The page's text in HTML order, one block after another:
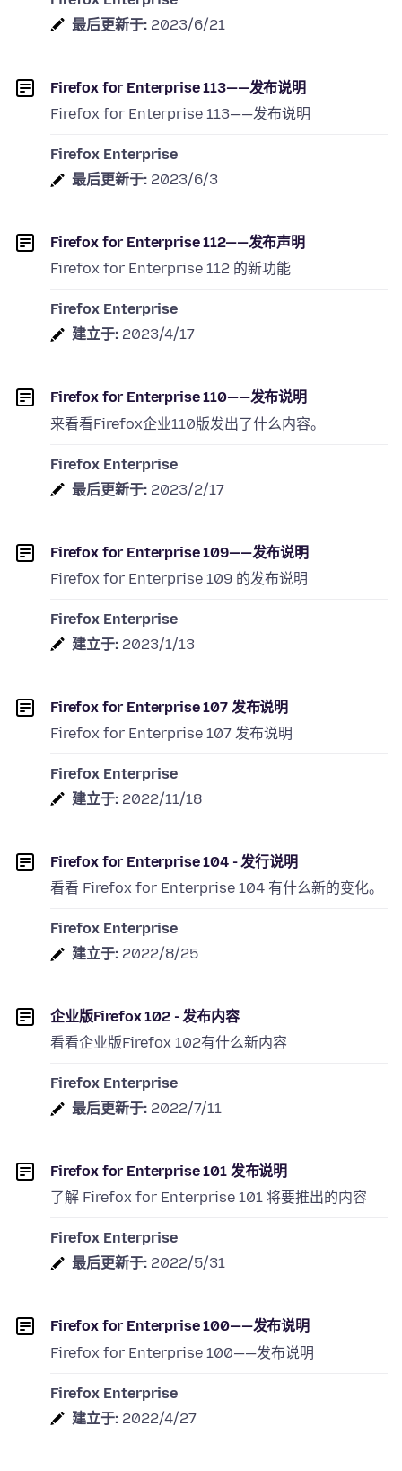
最后更新于: 2023/6/21
Firefox for Enterprise 113——发布说明
Firefox for Enterprise 113——发布说明
Firefox Enterprise
最后更新于: 2023/6/3
Firefox for Enterprise 112——发布声明
Firefox for Enterprise 112 的新功能
Firefox Enterprise
建立于: 2023/4/17
Firefox for Enterprise 110——发布说明
来看看Firefox企业110版发出了什么内容。
Firefox Enterprise
最后更新于: 2023/2/17
Firefox for Enterprise 109——发布说明
Firefox for Enterprise 109 的发布说明
Firefox Enterprise
建立于: 2023/1/13
Firefox for Enterprise 107 发布说明
Firefox for Enterprise 107 发布说明
Firefox Enterprise
建立于: 2022/11/18
Firefox for Enterprise 104 - 发行说明
看看 Firefox for Enterprise 104 有什么新的变化。
Firefox Enterprise
建立于: 2022/8/25
企业版Firefox 102 - 发布内容
看看企业版Firefox 102有什么新内容
Firefox Enterprise
最后更新于: 2022/7/11
Firefox for Enterprise 101 发布说明
了解 Firefox for Enterprise 101 将要推出的内容
Firefox Enterprise
最后更新于: 2022/5/31
Firefox for Enterprise 100——发布说明
Firefox for Enterprise 100——发布说明
Firefox Enterprise
建立于: 2022/4/27